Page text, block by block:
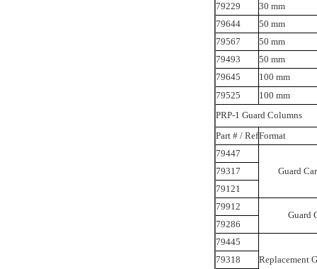
79229
30 mm
79644
50 mm
79567
50 mm
79493
50 mm
79645
100 mm
79525
100 mm
PRP-1 Guard Columns
Part # / RefFormat
79447
Guard
79317
79121
79912
Guard
79286
79445
Replacement
79318